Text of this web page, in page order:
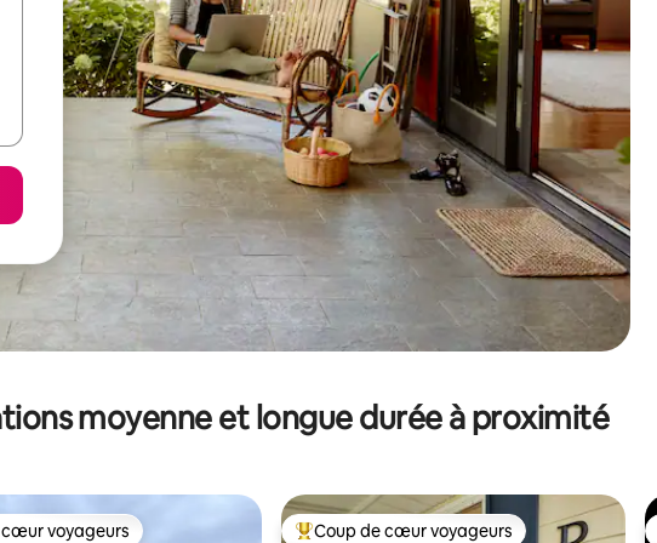
moyenne et longue durée à proximité
voyageurs Coup de cœur voyageurs